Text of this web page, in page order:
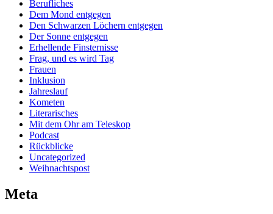
Berufliches
Dem Mond entgegen
Den Schwarzen Löchern entgegen
Der Sonne entgegen
Erhellende Finsternisse
Frag, und es wird Tag
Frauen
Inklusion
Jahreslauf
Kometen
Literarisches
Mit dem Ohr am Teleskop
Podcast
Rückblicke
Uncategorized
Weihnachtspost
Meta